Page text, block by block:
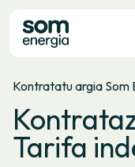
Tarifak
Zerbitzuak
Enpresak
Kontratatu argia Som
Tarifa